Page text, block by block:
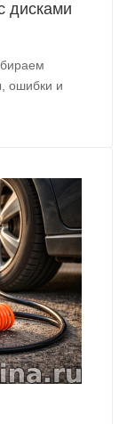
дисками
ошибки и